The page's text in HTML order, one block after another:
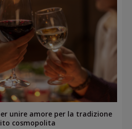
unire amore per la tradizione
cosmopolita